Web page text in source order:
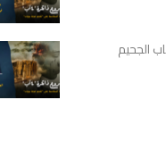
الجحيم